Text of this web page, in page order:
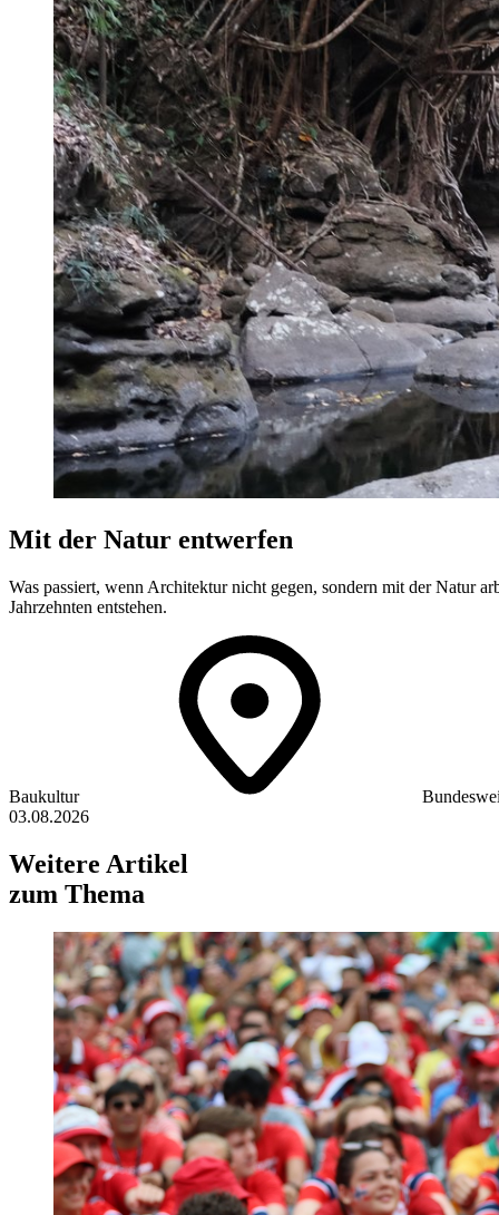
Mit der Natur entwerfen
Was passiert, wenn Architektur nicht gegen, sondern mit der Natur
Jahrzehnten entstehen.
Baukultur
03.08.2026
Weitere Artikel
zum Thema